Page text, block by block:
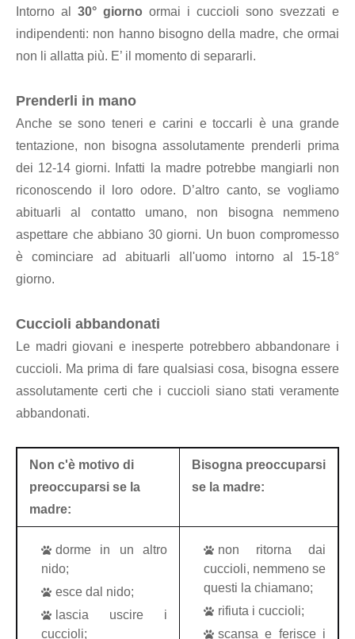
Intorno al 30° giorno ormai i cuccioli sono svezzati e
indipendenti: non hanno bisogno della madre, che ormai
non li allatta più. E’ il momento di separarli.
Prenderli in mano
Anche se sono teneri e carini e toccarli è una grande
tentazione, non bisogna assolutamente prenderli prima
dei 12-14 giorni. Infatti la madre potrebbe mangiarli non
riconoscendo il loro odore. D’altro canto, se vogliamo
abituarli al contatto umano, non bisogna nemmeno
aspettare che abbiano 30 giorni. Un buon compromesso
è cominciare ad abituarli all'uomo intorno al 15-18°
giorno.
Cuccioli abbandonati
Le madri giovani e inesperte potrebbero abbandonare i
cuccioli. Ma prima di fare qualsiasi cosa, bisogna essere
assolutamente certi che i cuccioli siano stati veramente
abbandonati.
Non c'è motivo di
preoccuparsi se la
madre:
Bisogna preoccuparsi
se la madre:
dorme in un altro
nido;
esce dal nido;
lascia uscire i
cuccioli;
non ritorna dai
cuccioli, nemmeno se
questi la chiamano;
rifiuta i cuccioli;
scansa e ferisce i